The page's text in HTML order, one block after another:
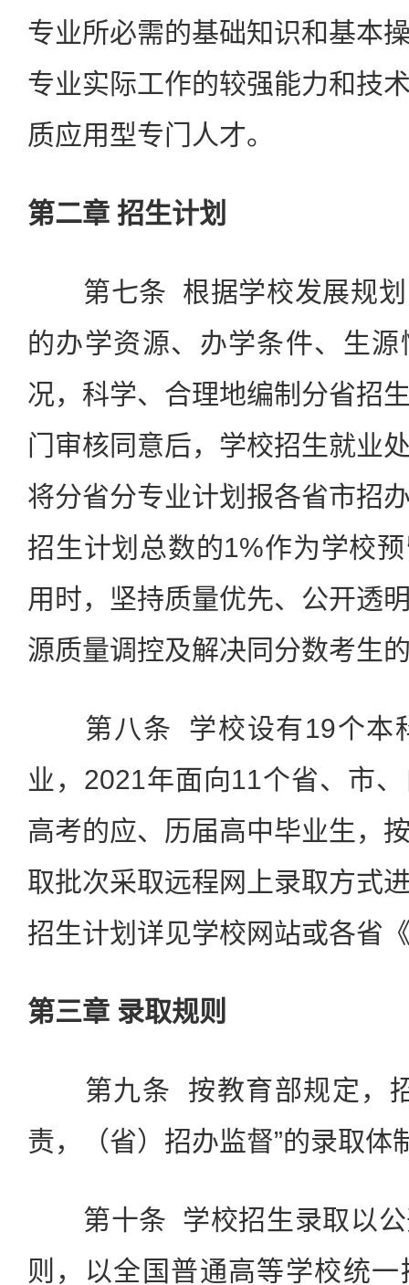
专业所必需的基础知识和基本
专业实际工作的较强能力和技
质应用型专门人才。
第二章 招生计划
第七条 根据学校发展规划
的办学资源、办学条件、生
况，科学、合理地编制分省招
门审核同意后，学校招生就业
将分省分专业计划报各省市招
招生计划总数的1%作为学校
用时，坚持质量优先、公开透
源质量调控及解决同分数考生
第八条 学校设有19个本
业，2021年面向11个省、市
高考的应、历届高中毕业生，
取批次采取远程网上录取方式
招生计划详见学校网站或各省
第三章 录取规则
第九条 按教育部规定，招
责，（省）招办监督”的录取体
第十条 学校招生录取以公
则，以全国普通高等学校统